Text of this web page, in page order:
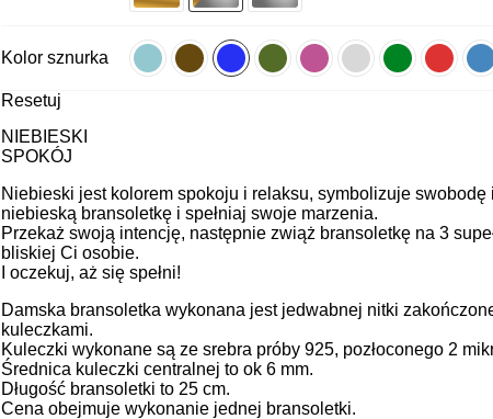
Kolor sznurka
Resetuj
NIEBIESKI
SPOKÓJ
Niebieski jest kolorem spokoju i relaksu, symbolizuje swobodę
niebieską bransoletkę i spełniaj swoje marzenia.
Przekaż swoją intencję, następnie zwiąż bransoletkę na 3
bliskiej Ci osobie.
I oczekuj, aż się spełni!
Damska bransoletka wykonana jest jedwabnej nitki
kuleczkami.
Kuleczki wykonane są ze srebra próby 925, pozłoconego 2
Średnica kuleczki centralnej to ok 6 mm.
Długość bransoletki to 25 cm.
Cena obejmuje wykonanie jednej bransoletki.